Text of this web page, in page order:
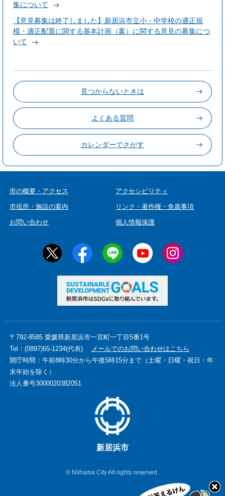
集について
【意見募集は終了しました】新居浜市立小・中学校の適正規
模・適正配置に関する基本計画（案）に関する意見の募集につ
いて
見つからないときは
よくある質問
カレンダーでさがす
市の概要・アクセス
市役所・施設の案内
お問い合わせ
アクセシビリティ
リンク・著作権・免責事項
個人情報保護
新居浜市
〒792-8585 愛媛県新居浜市一宮町一丁目5番1号
Tel：(0897)65-1234(代表)
メールでのお問い合わせはこちら
開庁時間：午前8時30分から午後5時15分まで（土曜・日曜・祝日・年
末年始を除く）
法人番号3000020382051
© Niihama City All rights reserved.